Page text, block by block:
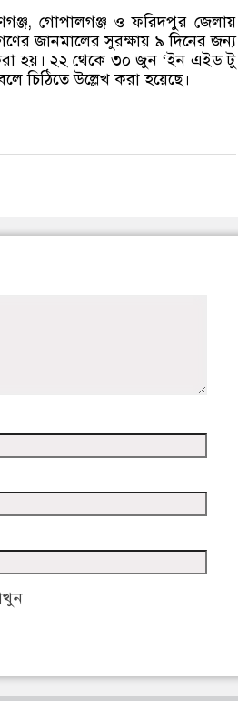
, গোপালগঞ্জ ও ফরিদপুর জেলায়
জানমালের সুরক্ষায় ৯ দিনের জন্য
হয়। ২২ থেকে ৩০ জুন ‘ইন এইড টু
চিঠিতে উল্লেখ করা হয়েছে।